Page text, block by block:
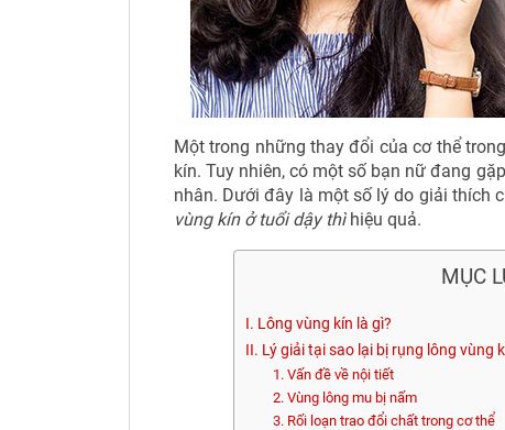
Một trong những thay đổi của cơ thể
kín. Tuy nhiên, có một số bạn nữ đang
nhân. Dưới đây là một số lý do giải thích
vùng kín ở tuổi dậy thìhiệu quả.
MỤC
I. Lông vùng kín là gì?
II. Lý giải tại sao lại bị rụng lông vùng
1. Vấn đề về nội tiết
2. Vùng lông mu bị nấm
3. Rối loạn trao đổi chất trong cơ thể